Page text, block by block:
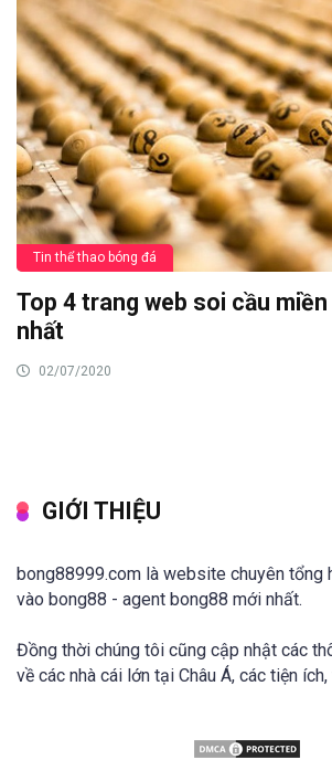
Tin thể thao bóng đá
Top 4 trang web soi cầu
nhất
02/07/2020
GIỚI THIỆU
bong88999.com là website chuyên tổng
vào bong88 - agent bong88 mới nhất.
Đồng thời chúng tôi cũng cập nhật các
về các nhà cái lớn tại Châu Á, các tiện